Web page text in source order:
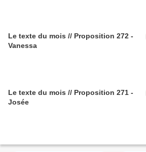
Le texte du mois // Proposition 272 -
Vanessa
Le texte du mois // Proposition 271 -
Josée